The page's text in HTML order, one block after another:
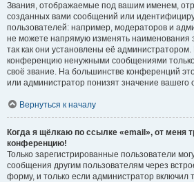
Звания, отображаемые под вашим именем,
созданных вами сообщений или
пользователей: например, модераторов и
не можете напрямую изменять наименования
так как они установлены её
конференцию ненужными сообщениями
своё звание. На большинстве конференций
или администратор понизят значение вашего
Вернуться к началу
Когда я щёлкаю по ссылке «email», от меня
конференцию!
Только зарегистрированные пользователи
сообщения другим пользователям через
форму, и только если администратор включил